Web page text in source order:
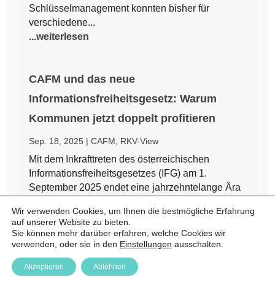
Schlüsselmanagement konnten bisher für
verschiedene...
...weiterlesen
CAFM und das neue
Informationsfreiheitsgesetz: Warum
Kommunen jetzt doppelt profitieren
Sep. 18, 2025 |CAFM RKV-View
Mit dem Inkrafttreten des österreichischen
Informationsfreiheitsgesetzes (IFG) am 1.
September 2025 endet eine jahrzehntelange Ära
haben nun einen Rechtsanspruch auf Zugang zu
amtlichen Informationen – auch auf kommunaler
Ebene. Für Städte und Gemeinden...
...weiterlesen
Wir verwenden Cookies, um Ihnen die bestmögliche Erfahrung
auf unserer Website zu bieten.
Sie können mehr darüber erfahren, welche Cookies wir
verwenden, oder sie in den Einstellungen ausschalten.
Akzeptieren Ablehnen